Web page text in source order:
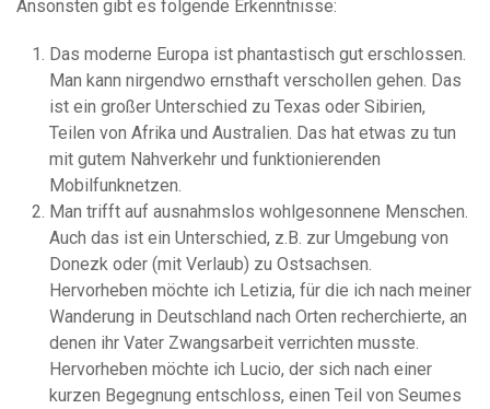
Ansonsten gibt es folgende Erkenntnisse:
Das moderne Europa ist phantastisch gut erschlossen.
Man kann nirgendwo ernsthaft verschollen gehen. Das
ist ein großer Unterschied zu Texas oder Sibirien,
Teilen von Afrika und Australien. Das hat etwas zu tun
mit gutem Nahverkehr und funktionierenden
Mobilfunknetzen.
Man trifft auf ausnahmslos wohlgesonnene Menschen.
Auch das ist ein Unterschied, z.B. zur Umgebung von
Donezk oder (mit Verlaub) zu Ostsachsen.
Hervorheben möchte ich Letizia, für die ich nach meiner
Wanderung in Deutschland nach Orten recherchierte, an
denen ihr Vater Zwangsarbeit verrichten musste.
Hervorheben möchte ich Lucio, der sich nach einer
kurzen Begegnung entschloss, einen Teil von Seumes